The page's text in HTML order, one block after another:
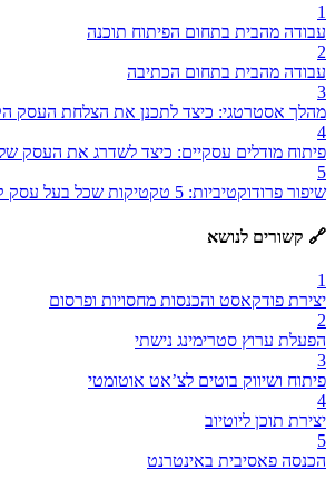
1
עבודה מהבית בתחום הפיתוח תוכנה
2
עבודה מהבית בתחום הכתיבה
3
מהלך אסטרטגי: כיצד לתכנן את הצלחת העסק
4
פיתוח מודלים עסקיים: כיצד לשדרג את העסק
5
שיפור פרודוקטיביות: 5 טקטיקות שכל בעל עסק קטן ובינוני חייב להכיר!
🔗 קשורים לנושא
1
יצירת פודקאסט והכנסות מחסויות ופרסום
2
הפעלת ערוץ סטרימינג נישתי
3
פיתוח ושיווק בוטים לצʼאט אוטומטי
4
יצירת תוכן ליוטיוב
5
הכנסה פאסיבית באינטרנט